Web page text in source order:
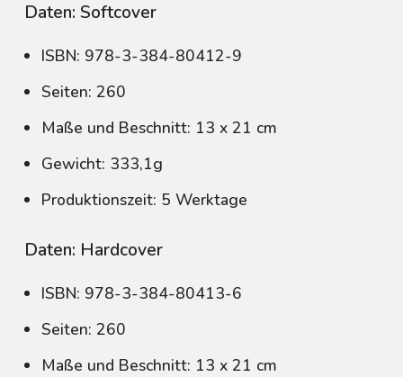
Daten: Softcover
ISBN: 978-3-384-80412-9
Seiten: 260
Maße und Beschnitt: 13 x 21 cm
Gewicht: 333,1g
Produktionszeit: 5 Werktage
Daten: Hardcover
ISBN: 978-3-384-80413-6
Seiten: 260
Maße und Beschnitt: 13 x 21 cm